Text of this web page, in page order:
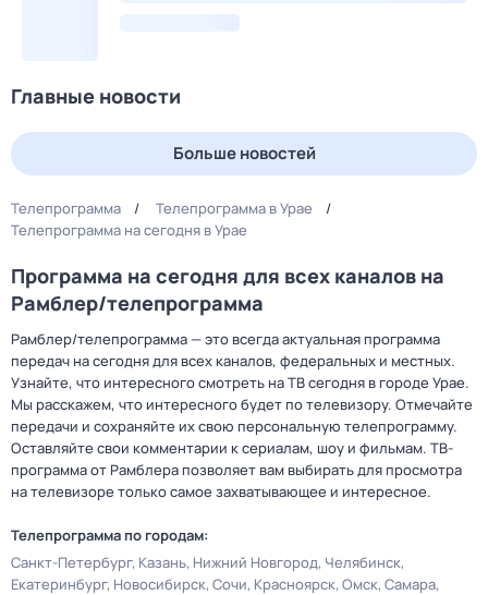
Главные новости
Больше новостей
Телепрограмма
Телепрограмма в Урае
Телепрограмма на сегодня в Урае
Программа на сегодня для всех каналов на
Рамблер/телепрограмма
Рамблер/телепрограмма — это всегда актуальная программа
передач на сегодня для всех каналов, федеральных и местных.
Узнайте, что интересного смотреть на ТВ сегодня в городе Урае.
Мы расскажем, что интересного будет по телевизору. Отмечайте
передачи и сохраняйте их свою персональную телепрограмму.
Оставляйте свои комментарии к сериалам, шоу и фильмам. ТВ-
программа от Рамблера позволяет вам выбирать для просмотра
на телевизоре только самое захватывающее и интересное.
Телепрограмма по городам:
Санкт-Петербург Казань Нижний Новгород Челябинск
Екатеринбург Новосибирск Сочи Красноярск Омск Самара